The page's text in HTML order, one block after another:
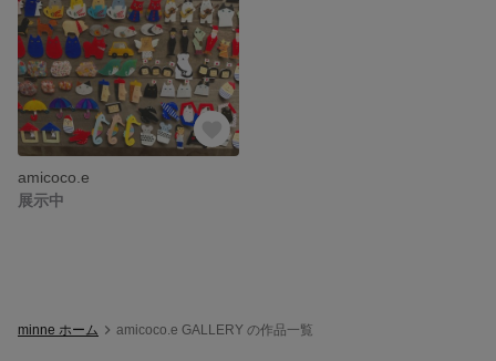
amicoco.e
展示中
minne ホーム amicoco.e GALLERY の作品一覧